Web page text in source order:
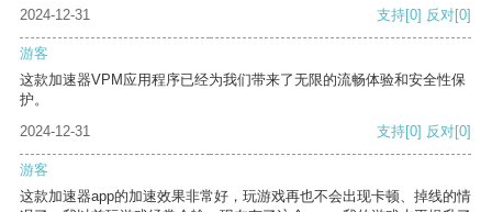
2024-12-31
支持[0] 反对[0]
游客
这款加速器VPM应用程序已经为我们带来了无限的流畅体验和安全性保
护。
2024-12-31
支持[0] 反对[0]
游客
这款加速器app的加速效果非常好，玩游戏再也不会出现卡顿、掉线的情